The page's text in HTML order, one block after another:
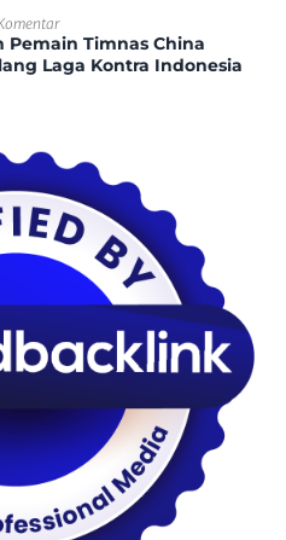
Pemain Timnas China
Laga Kontra Indonesia